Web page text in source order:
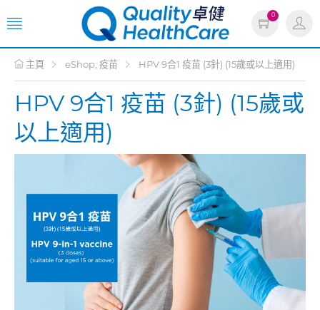
0
主頁 eShop, 疫苗 HPV 9合1 疫苗 (3針) (15歲或以上適用)
HPV 9合1 疫苗 (3針) (15歲或
以上適用)